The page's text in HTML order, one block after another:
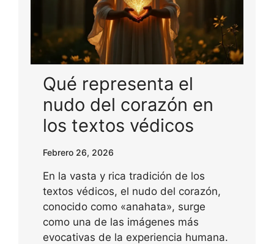
Qué representa el
nudo del corazón en
los textos védicos
Febrero 26, 2026
En la vasta y rica tradición de los
textos védicos, el nudo del corazón,
conocido como «anahata», surge
como una de las imágenes más
evocativas de la experiencia humana.